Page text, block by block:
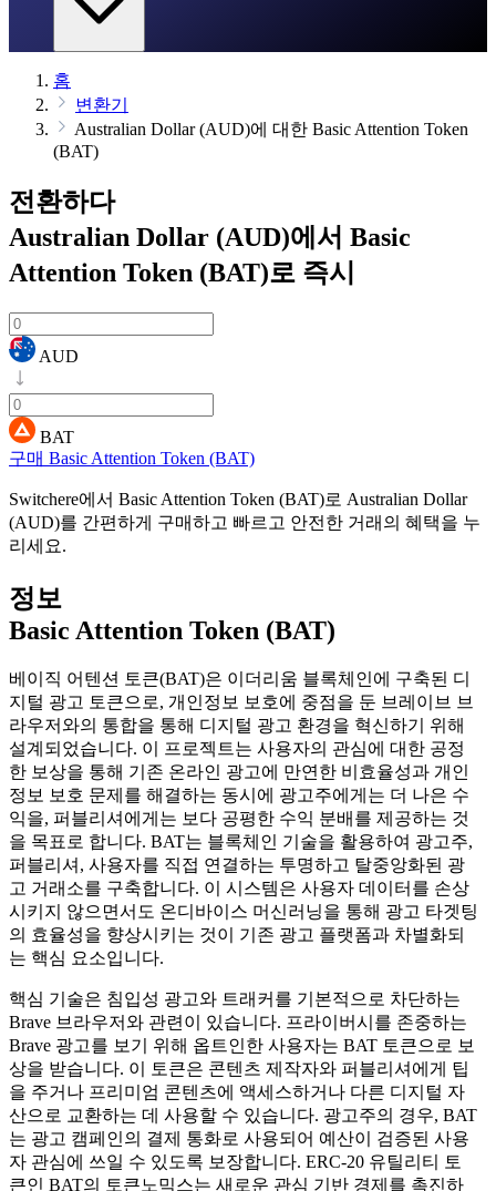
홈
변환기
Australian Dollar (AUD)에 대한 Basic Attention Token
(BAT)
전환하다
Australian Dollar (AUD)에서 Basic
Attention Token (BAT)로 즉시
AUD
BAT
구매 Basic Attention Token (BAT)
Switchere에서 Basic Attention Token (BAT)로 Australian Dollar
(AUD)를 간편하게 구매하고 빠르고 안전한 거래의 혜택을 누
리세요.
정보
Basic Attention Token (BAT)
베이직 어텐션 토큰(BAT)은 이더리움 블록체인에 구축된 디
지털 광고 토큰으로, 개인정보 보호에 중점을 둔 브레이브 브
라우저와의 통합을 통해 디지털 광고 환경을 혁신하기 위해
설계되었습니다. 이 프로젝트는 사용자의 관심에 대한 공정
한 보상을 통해 기존 온라인 광고에 만연한 비효율성과 개인
정보 보호 문제를 해결하는 동시에 광고주에게는 더 나은 수
익을, 퍼블리셔에게는 보다 공평한 수익 분배를 제공하는 것
을 목표로 합니다. BAT는 블록체인 기술을 활용하여 광고주,
퍼블리셔, 사용자를 직접 연결하는 투명하고 탈중앙화된 광
고 거래소를 구축합니다. 이 시스템은 사용자 데이터를 손상
시키지 않으면서도 온디바이스 머신러닝을 통해 광고 타겟팅
의 효율성을 향상시키는 것이 기존 광고 플랫폼과 차별화되
는 핵심 요소입니다.
핵심 기술은 침입성 광고와 트래커를 기본적으로 차단하는
Brave 브라우저와 관련이 있습니다. 프라이버시를 존중하는
Brave 광고를 보기 위해 옵트인한 사용자는 BAT 토큰으로 보
상을 받습니다. 이 토큰은 콘텐츠 제작자와 퍼블리셔에게 팁
을 주거나 프리미엄 콘텐츠에 액세스하거나 다른 디지털 자
산으로 교환하는 데 사용할 수 있습니다. 광고주의 경우, BAT
는 광고 캠페인의 결제 통화로 사용되어 예산이 검증된 사용
자 관심에 쓰일 수 있도록 보장합니다. ERC-20 유틸리티 토
큰인 BAT의 토큰노믹스는 새로운 관심 기반 경제를 촉진하